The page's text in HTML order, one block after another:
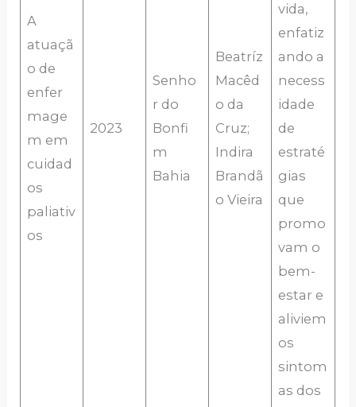
A
atuaçã
o de
enfer
mage
m em
cuidad
os
paliativ
os
2023
Senho
r do
Bonfi
m
Bahia
Beatríz
Macêd
o da
Cruz;
Indira
Brandã
o Vieira
vida,
enfatiz
ando a
necess
idade
de
estraté
gias
que
promo
vam o
bem-
estar e
aliviem
os
sintom
as dos